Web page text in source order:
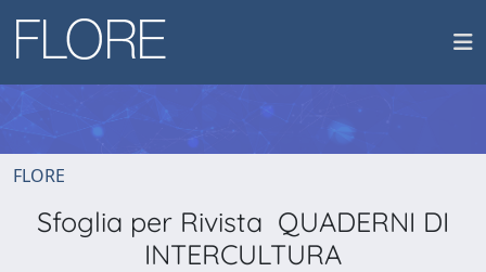
FLORE
Sfoglia per Rivista QUADERNI DI
INTERCULTURA